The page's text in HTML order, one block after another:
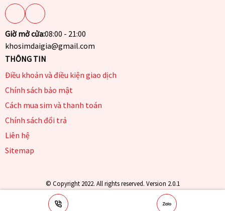
Giờ mở cửa:08:00 - 21:00
khosimdaigia@gmail.com
THÔNG TIN
Điều khoản và điều kiện giao dịch
Chính sách bảo mật
Cách mua sim và thanh toán
Chính sách đổi trả
Liên hệ
Sitemap
© Copyright 2022. All rights reserved. Version 2.0.1